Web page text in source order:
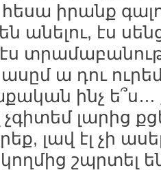
իրանք
անելու, էս
էս
ա դու
ինչ ե՞ս…
չգիտեմ լարից
լավ էլ չի
շպրտել